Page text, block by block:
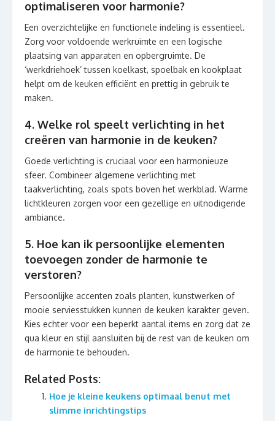
optimaliseren voor harmonie?
Een overzichtelijke en functionele indeling is essentieel.
Zorg voor voldoende werkruimte en een logische
plaatsing van apparaten en opbergruimte. De
‘werkdriehoek’ tussen koelkast, spoelbak en kookplaat
helpt om de keuken efficiënt en prettig in gebruik te
maken.
4. Welke rol speelt verlichting in het
creëren van harmonie in de keuken?
Goede verlichting is cruciaal voor een harmonieuze
sfeer. Combineer algemene verlichting met
taakverlichting, zoals spots boven het werkblad. Warme
lichtkleuren zorgen voor een gezellige en uitnodigende
ambiance.
5. Hoe kan ik persoonlijke elementen
toevoegen zonder de harmonie te
verstoren?
Persoonlijke accenten zoals planten, kunstwerken of
mooie serviesstukken kunnen de keuken karakter geven.
Kies echter voor een beperkt aantal items en zorg dat ze
qua kleur en stijl aansluiten bij de rest van de keuken om
de harmonie te behouden.
Related Posts:
Hoe je kleine keukens optimaal benut met
slimme inrichtingstips